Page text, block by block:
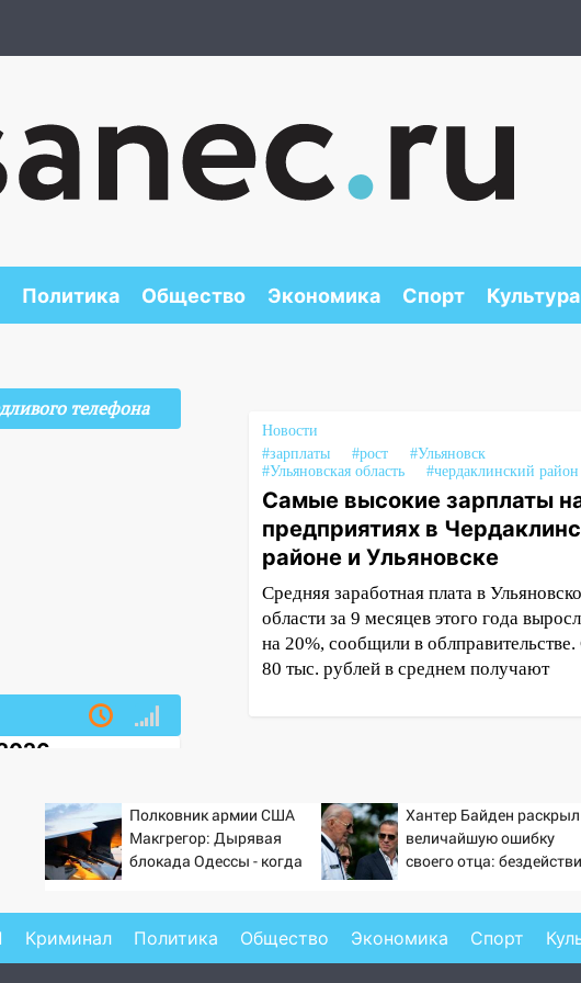
Политика Общество Экономика Спорт Культура
Новости
#зарплаты
#рост
#Ульяновск
#Ульяновская область
#чердаклинский район
Самые высокие зарплаты
предприятиях в
районе и Ульяновске
Средняя заработная плата в
области за 9 месяцев этого года
на 20%, сообщили в
80 тыс. рублей в среднем получают
телефона
упавшее
области
Полковник армии США
Макгрегор: Дырявая
блокада Одессы - когда
головы?
Хантер Байден раскрыл
величайшую ошибку
своего отца:
Криминал Политика Общество Экономика Спорт